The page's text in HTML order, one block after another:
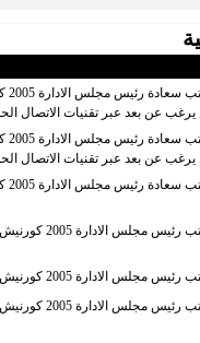
عن بعد عبر تقنيات الاتصال
عن بعد عبر تقنيات الاتصال
مجلس الادارة 2005 كورنيش النيل ابراج نايل سيتى - البرج الشمالى الدور (30) رملة بولاق - القاهرة
2005 كورنيش النيل – ابراج نايل سيتى – البرج الشمالى – الدور 30 رملة بولاق - القاهرة
2005 كورنيش النيل – ابراج نايل سيتى – البرج الشمالى – الدور 30 رملة بولاق - القاهرة
2005 كورنيش النيل – ابراج نايل سيتى – البرج الشمالى – الدور 30 رملة بولاق - القاهرة